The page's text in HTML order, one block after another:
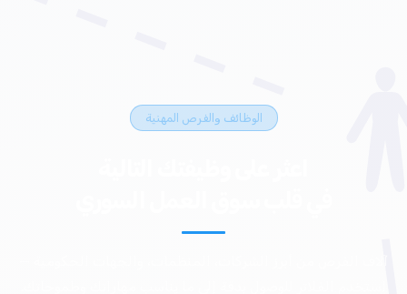
الوظائف والفرص المهنية